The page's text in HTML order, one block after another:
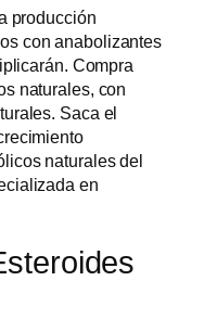
producción
con anabolizantes
Compra
naturales, con
Saca el
naturales del
en